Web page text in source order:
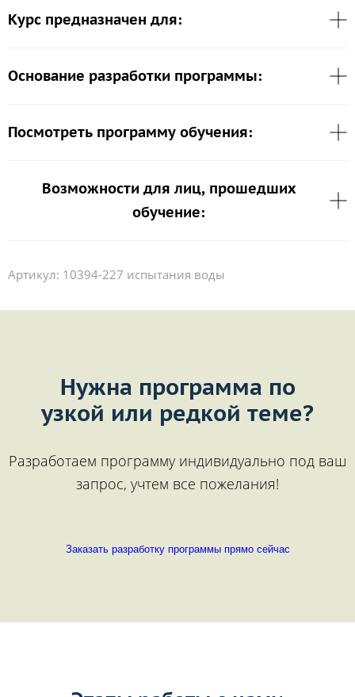
Курс предназначен для:
Основание разработки программы:
Посмотреть программу обучения:
Возможности для лиц, прошедших
обучение:
Артикул: 10394-227 испытания воды
Нужна программа по
узкой или редкой теме?
Разработаем программу индивидуально под ваш
запрос, учтем все пожелания!
Заказать разработку программы прямо сейчас